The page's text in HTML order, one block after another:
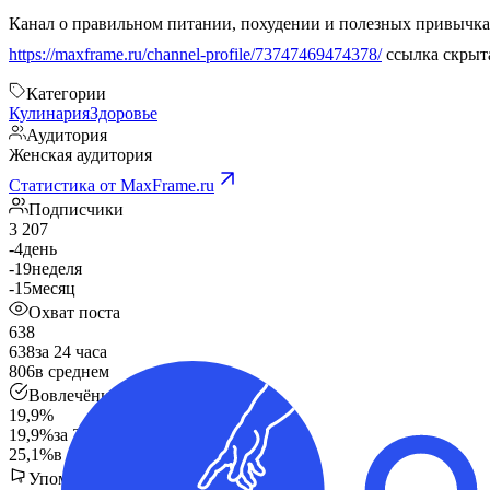
https://maxframe.ru/channel-profile/73747469474378/ ссылка
Категории
КулинарияЗдоровье
Аудитория
Женская аудитория
Статистика от MaxFrame.ru
Подписчики
3 207
-4день
-19неделя
-15месяц
Охват поста
638
638за 24 часа
806в среднем
Вовлечённость
19,9%
19,9%за 24 часа
25,1%в среднем
Упоминания в других каналах